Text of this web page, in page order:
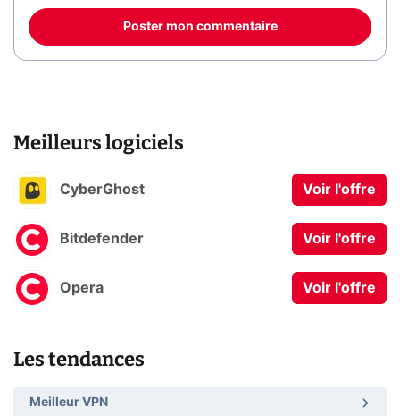
Poster mon commentaire
Meilleurs logiciels
CyberGhost Voir l'offre
Bitdefender Voir l'offre
Opera Voir l'offre
Les tendances
Meilleur VPN